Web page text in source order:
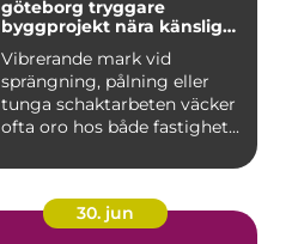
göteborg tryggare
byggprojekt nära känsliga
Vibrerande mark vid
sprängning, pålning eller
tunga schaktarbeten väcker
ofta oro hos både fastighet...
30. jun